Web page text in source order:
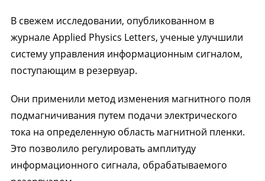
В свежем исследовании, опубликованном в
журнале Applied Physics Letters, ученые улучшили
систему управления информационным сигналом,
поступающим в резервуар.
Они применили метод изменения магнитного поля
подмагничивания путем подачи электрического
тока на определенную область магнитной пленки.
Это позволило регулировать амплитуду
информационного сигнала, обрабатываемого